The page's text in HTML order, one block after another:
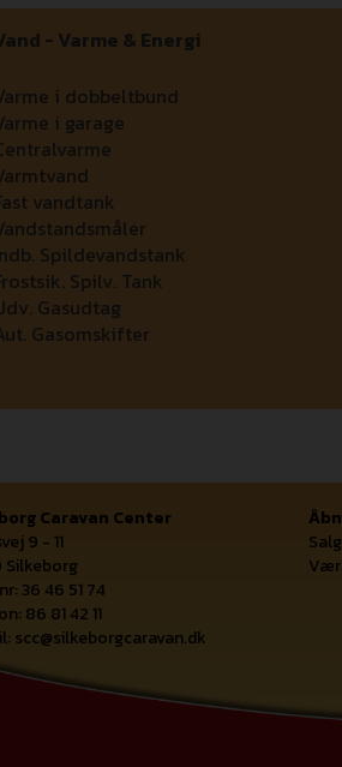
- Varme & Energi
i dobbeltbund
i garage
vandtank
Spildevandstank
Spilv. Tank
Gasudtag
Gasomskifter
Caravan Center
9 - 11
36 46 51 74
86 81 42 11
scc@silkeborgcaravan.dk